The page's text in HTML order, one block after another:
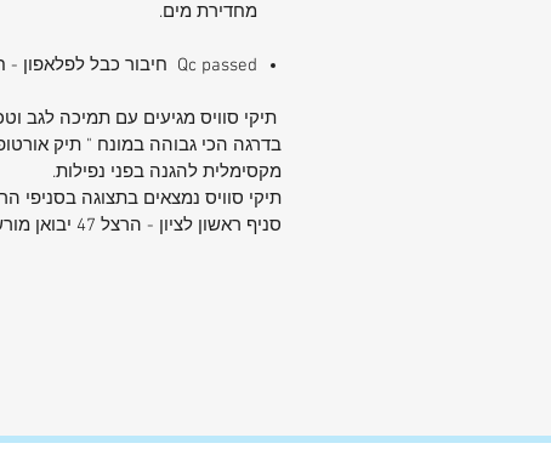
מחדירת מים.
Qc passed חיבור כבל לפלאפון - חיבור AUX. שמע דרך התיק. חיבור מיוחד לאיחסון האוזניות. שמע דרך התיק!
מקסימלית להגנה בפני נפילות.
סניף ראשון לציון - הרצל 47 יבואן מורשה 077-536-7304 , סניף פתח תקווה - הבנים 10 יבואן מורשה 077-700-4560